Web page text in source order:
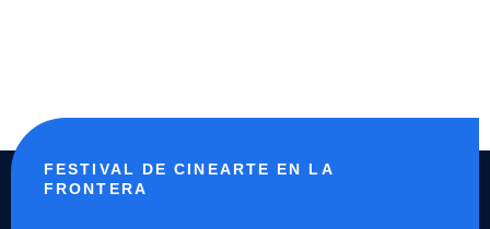
FESTIVAL DE CINEARTE EN LA
FRONTERA